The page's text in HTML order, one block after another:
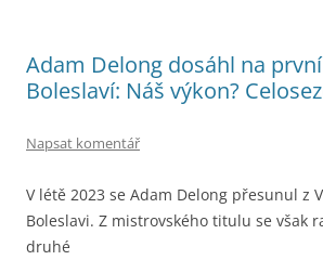
Adam Delong dosáhl na
Boleslaví: Náš výkon?
Napsat komentář
V létě 2023 se Adam Delong přesunul z
Boleslavi. Z mistrovského titulu se však
druhé